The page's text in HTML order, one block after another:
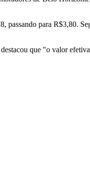
passando para R$3,80.
que "o valor